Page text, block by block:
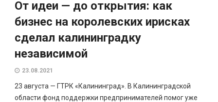
От идеи — до открытия: как
бизнес на королевских ирисках
сделал калининградку
независимой
23.08.2021
23 августа — ГТРК «Калининград». В Калининградской
области фонд поддержки предпринимателей помог уже